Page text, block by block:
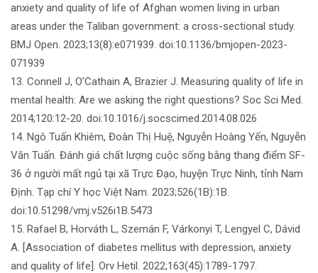
anxiety and quality of life of Afghan women living in urban
areas under the Taliban government: a cross-sectional study.
BMJ Open. 2023;13(8):e071939. doi:10.1136/bmjopen-2023-
071939
13. Connell J, O’Cathain A, Brazier J. Measuring quality of life in
mental health: Are we asking the right questions? Soc Sci Med.
2014;120:12-20. doi:10.1016/j.socscimed.2014.08.026
14. Ngô Tuấn Khiêm, Đoàn Thị Huệ, Nguyễn Hoàng Yến, Nguyễn
Văn Tuấn. Đánh giá chất lượng cuộc sống bằng thang điểm SF-
36 ở người mất ngủ tại xã Trực Đạo, huyện Trực Ninh, tỉnh Nam
Định. Tạp chí Y học Việt Nam. 2023;526(1B):1B.
doi:10.51298/vmj.v526i1B.5473
15. Rafael B, Horváth L, Szemán F, Várkonyi T, Lengyel C, Dávid
A. [Association of diabetes mellitus with depression, anxiety
and quality of life]. Orv Hetil. 2022;163(45):1789-1797.